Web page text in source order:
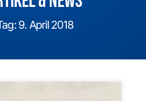
9. April 2018